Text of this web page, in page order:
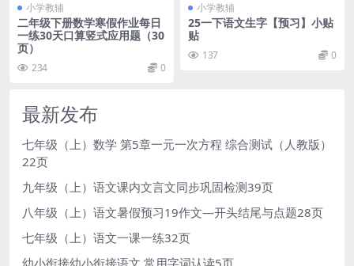
小学教辅
二年级下册数学寒假作业每日
一练30天口算竖式应用题（30
页）
234 0
小学教辅
25一下语文生字【预习】小贴
贴
137 0
最新发布
七年级（上）数学 第5章一元一次方程 综合测试（人教版）
22页
九年级（上）语文课内文言文同步巩固检测39页
八年级（上）语文暑假预习19作文—开头结尾与点题28页
七年级（上）语文一课一练32页